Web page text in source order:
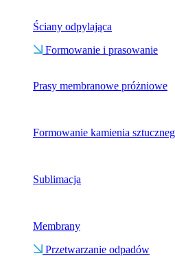
Ściany odpylająca
Formowanie i prasowanie
Prasy membranowe próżniowe
Formowanie kamienia
Sublimacja
Membrany
Przetwarzanie odpadów